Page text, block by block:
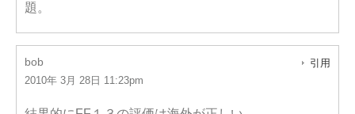
題。
bob
2010年 3月 28日 11:23pm
引用